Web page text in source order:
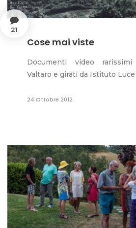
21
Cose mai viste
Documenti video
Valtaro e girati da Istituto Luce
24 Ottobre 2012